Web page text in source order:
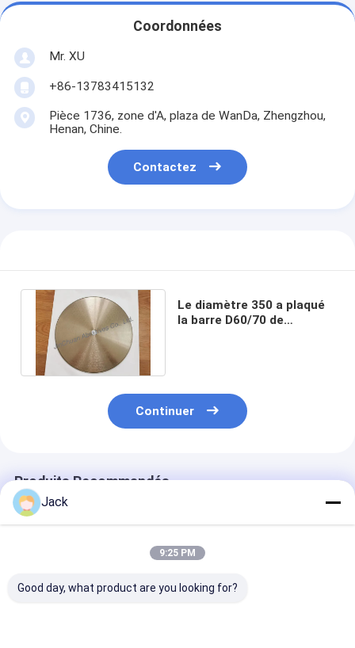
Coordonnées
Mr. XU
+86-13783415132
Pièce 1736, zone d'A, plaza de WanDa, Zhengzhou,
Henan, Chine.
Contactez
Le diamètre 350 a plaqué
la barre D60/70 de
Continuer
Produits Recommandés
Jack
9:25 PM
Good day, what product are you looking for?